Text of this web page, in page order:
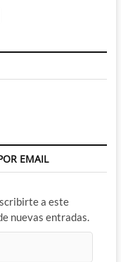
EMAIL
a este
nuevas entradas.